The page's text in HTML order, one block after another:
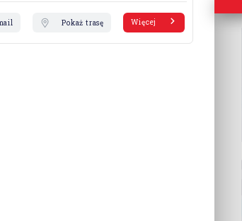
Pokaż trasę Więcej